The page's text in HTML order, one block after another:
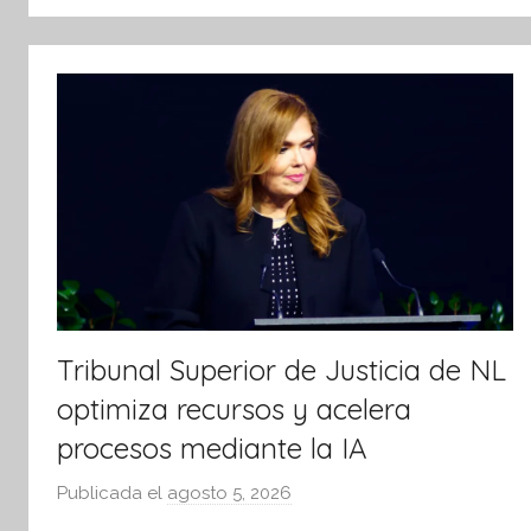
Tribunal Superior de Justicia de NL
optimiza recursos y acelera
procesos mediante la IA
Publicada el agosto 5, 2026